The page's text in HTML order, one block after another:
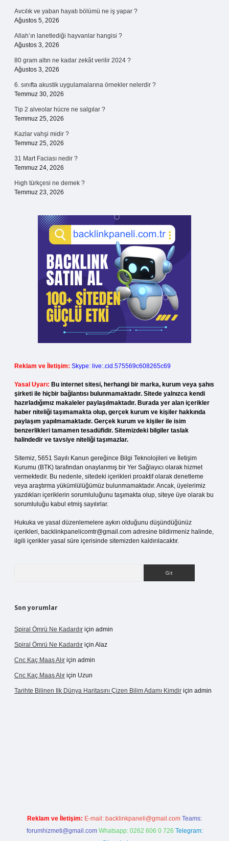
Avcılık ve yaban hayatı bölümü ne iş yapar ?
Ağustos 5, 2026
Allah’ın lanetlediği hayvanlar hangisi ?
Ağustos 3, 2026
80 gram altın ne kadar zekât verilir 2024 ?
Ağustos 3, 2026
6. sınıfta akustik uygulamalarına örnekler nelerdir ?
Temmuz 30, 2026
Tip 2 alveolar hücre ne salgılar ?
Temmuz 25, 2026
Kazlar vahşi midir ?
Temmuz 25, 2026
31 Mart Faciası nedir ?
Temmuz 24, 2026
Hıgh türkçesi ne demek ?
Temmuz 23, 2026
Reklam ve İletişim: Skype: live:.cid.575569c608265c69
Yasal Uyarı: Bu internet sitesi, herhangi bir marka, kurum veya şahıs
şirketi ile hiçbir bağlantısı bulunmamaktadır. Sitede yalnızca kendi
hazırladığımız makaleler paylaşılmaktadır. Burada yer alan içerikler
haber niteliği taşımamakta olup, gerçek kurum ve kişiler hakkında
paylaşım yapılmamaktadır. Gerçek kurum ve kişiler ile isim
benzerlikleri tamamen tesadüfidir. Sitemizdeki bilgiler taslak
halindedir ve tavsiye niteliği taşımazlar.
Sitemiz, 5651 Sayılı Kanun gereğince Bilgi Teknolojileri ve İletişim
Kurumu (BTK) tarafından onaylanmış bir Yer Sağlayıcı olarak hizmet
vermektedir. Bu nedenle, sitedeki içerikleri proaktif olarak denetleme
veya araştırma yükümlülüğümüz bulunmamaktadır. Ancak, üyelerimiz
yazdıkları içeriklerin sorumluluğunu taşımakta olup, siteye üye olarak bu
sorumluluğu kabul etmiş sayılırlar.
Hukuka ve yasal düzenlemelere aykırı olduğunu düşündüğünüz
içerikleri, backlinkpanelicomtr@gmail.com adresine bildirmeniz halinde,
ilgili içerikler yasal süre içerisinde sitemizden kaldırılacaktır.
Son yorumlar
Spiral Ömrü Ne Kadardır için admin
Spiral Ömrü Ne Kadardır için Alaz
Cnc Kaç Maaş Alır için admin
Cnc Kaç Maaş Alır için Uzun
Tarihte Bilinen Ilk Dünya Haritasını Çizen Bilim Adamı Kimdir için admin
Reklam ve İletişim: E-mail: backlinkpaneli@gmail.com Teams:
forumhizmeti@gmail.com Whatsapp: 0262 606 0 726 Telegram: